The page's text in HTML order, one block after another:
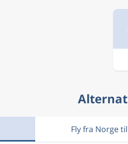
Fly fra Norge